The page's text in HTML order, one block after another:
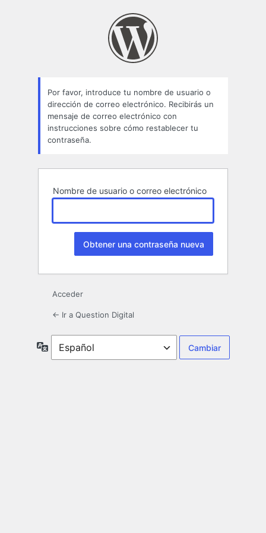
Por favor, introduce tu nombre de usuario o
dirección de correo electrónico. Recibirás un
mensaje de correo electrónico con
instrucciones sobre cómo restablecer tu
contraseña.
Nombre de usuario o correo electrónico
Acceder
← Ir a Question Digital
Idioma